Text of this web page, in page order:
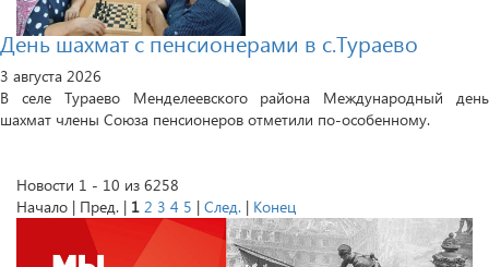
День шахмат с пенсионерами в с.Тураево
3 августа 2026
В селе Тураево Менделеевского района Международный день
шахмат члены Союза пенсионеров отметили по-особенному.
Новости 1 - 10 из 6258
Начало | Пред. | 1 2 3 4 5 | След. | Конец